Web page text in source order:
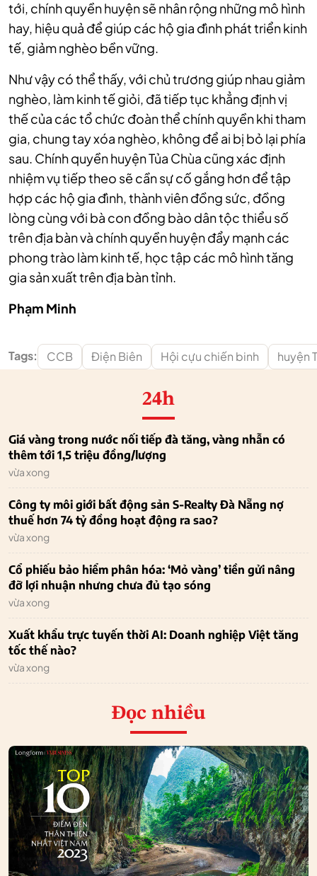
tới, chính quyền huyện sẽ nhân rộng những mô hình
hay, hiệu quả để giúp các hộ gia đình phát triển kinh
tế, giảm nghèo bền vững.
Như vậy có thể thấy, với chủ trương giúp nhau giảm
nghèo, làm kinh tế giỏi, đã tiếp tục khẳng định vị
thế của các tổ chức đoàn thể chính quyền khi tham
gia, chung tay xóa nghèo, không để ai bị bỏ lại phía
sau. Chính quyền huyện Tủa Chùa cũng xác định
nhiệm vụ tiếp theo sẽ cần sự cố gắng hơn để tập
hợp các hộ gia đình, thành viên đồng sức, đồng
lòng cùng với bà con đồng bào dân tộc thiểu số
trên địa bàn và chính quyền huyện đẩy mạnh các
phong trào làm kinh tế, học tập các mô hình tăng
gia sản xuất trên địa bàn tỉnh.
Phạm Minh
Tags: CCB Điện Biên Hội cựu chiến binh huyện
24h
Giá vàng trong nước nối tiếp đà tăng, vàng nhẫn có
thêm tới 1,5 triệu đồng/lượng
vừa xong
Công ty môi giới bất động sản S-Realty Đà Nẵng nợ
thuế hơn 74 tỷ đồng hoạt động ra sao?
vừa xong
Cổ phiếu bảo hiểm phân hóa: ‘Mỏ vàng’ tiền gửi nâng
đỡ lợi nhuận nhưng chưa đủ tạo sóng
vừa xong
Xuất khẩu trực tuyến thời AI: Doanh nghiệp Việt tăng
tốc thế nào?
vừa xong
Đọc nhiều